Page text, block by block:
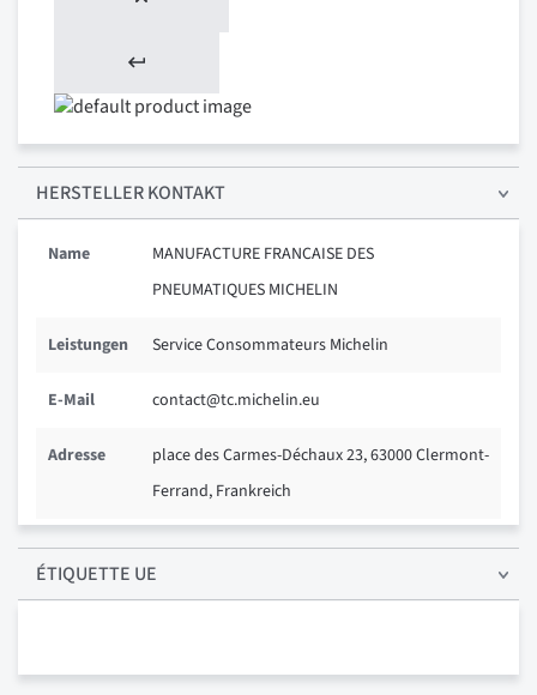
HERSTELLER KONTAKT
Name
MANUFACTURE FRANCAISE DES
PNEUMATIQUES MICHELIN
Leistungen Service Consommateurs Michelin
E-Mail contact@tc.michelin.eu
Adresse
place des Carmes-Déchaux 23, 63000 Clermont-
Ferrand, Frankreich
ÉTIQUETTE UE